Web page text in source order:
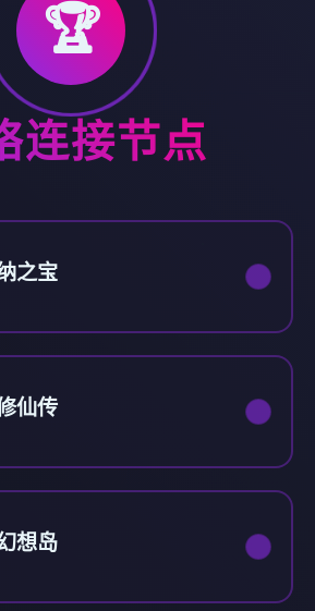
🏆
连接节点
之宝
仙传
想岛